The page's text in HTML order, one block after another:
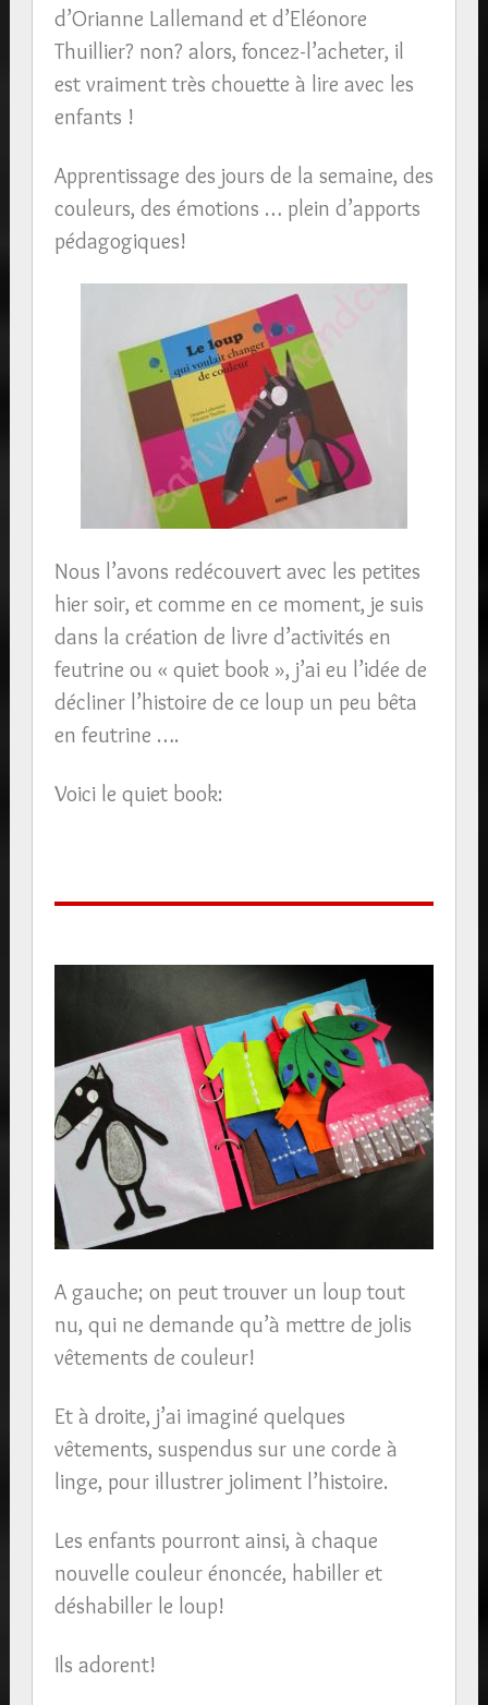
d’Orianne Lallemand et d’Eléonore
Thuillier? non? alors, foncez-l’acheter, il
est vraiment très chouette à lire avec les
enfants !
Apprentissage des jours de la semaine, des
couleurs, des émotions … plein d’apports
pédagogiques!
Nous l’avons redécouvert avec les petites
hier soir, et comme en ce moment, je suis
dans la création de livre d’activités en
feutrine ou « quiet book », j’ai eu l’idée de
décliner l’histoire de ce loup un peu bêta
en feutrine ….
Voici le quiet book:
A gauche; on peut trouver un loup tout
nu, qui ne demande qu’à mettre de jolis
vêtements de couleur!
Et à droite, j’ai imaginé quelques
vêtements, suspendus sur une corde à
linge, pour illustrer joliment l’histoire.
Les enfants pourront ainsi, à chaque
nouvelle couleur énoncée, habiller et
déshabiller le loup!
Ils adorent!